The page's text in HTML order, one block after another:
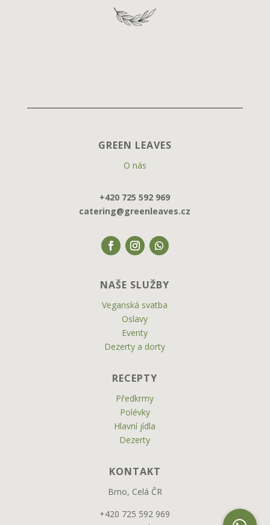
GREEN LEAVES
O nás
+420 725 592 969
catering@greenleaves.cz
NAŠE SLUŽBY
Veganská svatba
Oslavy
Eventy
Dezerty a dorty
RECEPTY
Předkrmy
Polévky
Hlavní jídla
Dezerty
KONTAKT
Brno, Celá ČR
+420 725 592 969